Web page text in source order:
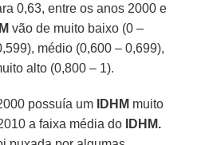
0,63, entre os anos 2000 e
vão de muito baixo (0 –
médio (0,600 – 0,699),
alto (0,800 – 1).
possuía um IDHM muito
a faixa média do
IDHM.